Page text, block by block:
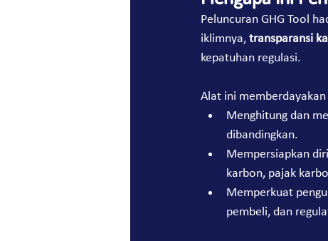
Peluncuran GHG Tool
iklimnya, transparansi
kepatuhan regulasi.
Alat ini
Menghitung dan
dibandingkan.
Mempersiapkan
karbon, pajak
Memperkuat
pembeli, dan